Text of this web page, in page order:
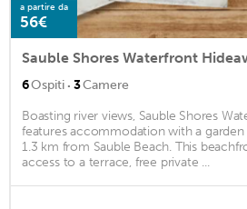
a partire da
56€
Sauble Shores Waterfront
6Ospiti · 3Camere
Boasting river views, Sauble Shores
features accommodation with a garden
1.3 km from Sauble Beach. This
access to a terrace, free private ...